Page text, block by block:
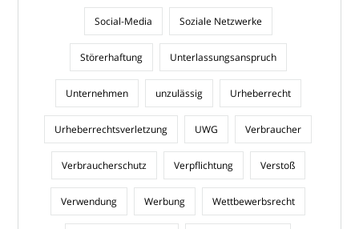
Social-Media Soziale Netzwerke
Störerhaftung Unterlassungsanspruch
Unternehmen unzulässig Urheberrecht
Urheberrechtsverletzung UWG Verbraucher
Verbraucherschutz Verpflichtung Verstoß
Verwendung Werbung Wettbewerbsrecht